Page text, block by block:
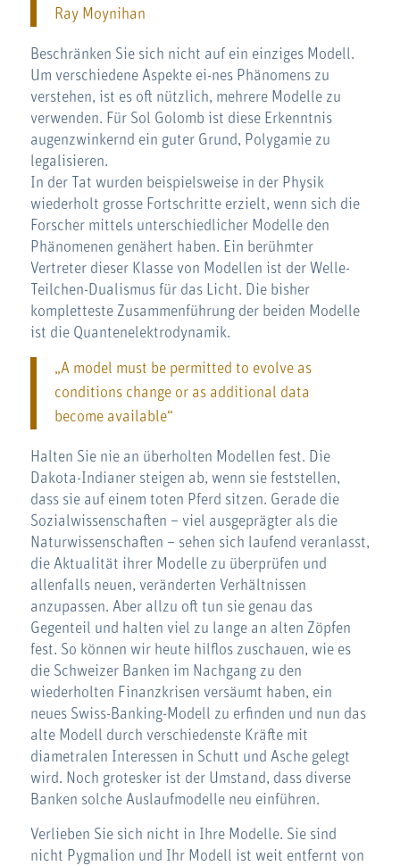
Ray Moynihan
Beschränken Sie sich nicht auf ein einziges Modell.
Um verschiedene Aspekte ei-nes Phänomens zu
verstehen, ist es oft nützlich, mehrere Modelle zu
verwenden. Für Sol Golomb ist diese Erkenntnis
augenzwinkernd ein guter Grund, Polygamie zu
legalisieren.
In der Tat wurden beispielsweise in der Physik
wiederholt grosse Fortschritte erzielt, wenn sich die
Forscher mittels unterschiedlicher Modelle den
Phänomenen genähert haben. Ein berühmter
Vertreter dieser Klasse von Modellen ist der Welle-
Teilchen-Dualismus für das Licht. Die bisher
kompletteste Zusammenführung der beiden Modelle
ist die Quantenelektrodynamik.
„A model must be permitted to evolve as
conditions change or as additional data
become available“
Halten Sie nie an überholten Modellen fest. Die
Dakota-Indianer steigen ab, wenn sie feststellen,
dass sie auf einem toten Pferd sitzen. Gerade die
Sozialwissenschaften – viel ausgeprägter als die
Naturwissenschaften – sehen sich laufend veranlasst,
die Aktualität ihrer Modelle zu überprüfen und
allenfalls neuen, veränderten Verhältnissen
anzupassen. Aber allzu oft tun sie genau das
Gegenteil und halten viel zu lange an alten Zöpfen
fest. So können wir heute hilflos zuschauen, wie es
die Schweizer Banken im Nachgang zu den
wiederholten Finanzkrisen versäumt haben, ein
neues Swiss-Banking-Modell zu erfinden und nun das
alte Modell durch verschiedenste Kräfte mit
diametralen Interessen in Schutt und Asche gelegt
wird. Noch grotesker ist der Umstand, dass diverse
Banken solche Auslaufmodelle neu einführen.
Verlieben Sie sich nicht in Ihre Modelle. Sie sind
nicht Pygmalion und Ihr Modell ist weit entfernt von